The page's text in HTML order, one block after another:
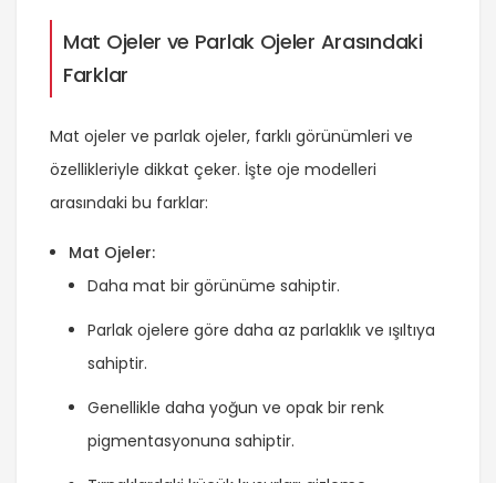
Mat Ojeler ve Parlak Ojeler Arasındaki
Farklar
Mat ojeler ve parlak ojeler, farklı görünümleri ve
özellikleriyle dikkat çeker. İşte oje modelleri
arasındaki bu farklar:
Mat Ojeler:
Daha mat bir görünüme sahiptir.
Parlak ojelere göre daha az parlaklık ve ışıltıya
sahiptir.
Genellikle daha yoğun ve opak bir renk
pigmentasyonuna sahiptir.